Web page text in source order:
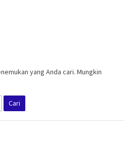
yang Anda cari. Mungkin